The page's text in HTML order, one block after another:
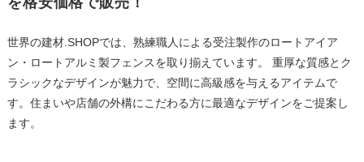
世界の建材.SHOPでは、熟練職人による受注製作のロートアイア
ン・ロートアルミ製フェンスを取り揃えています。 重厚な質感とク
ラシックなデザインが魅力で、空間に高級感を与えるアイテムで
す。住まいや店舗の外構にこだわる方に最適なデザインをご提案し
ます。